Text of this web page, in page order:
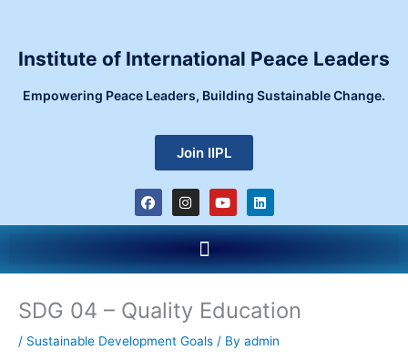
contentInstitute of International Peace Leaders
Empowering Peace Leaders, Building Sustainable Change.
Join IIPL
F
a
c
e
o
o
I
n
s
t
g
r
m
Y
o
u
t
b
e
L
i
n
k
d
i
Menu
SDG 04 – Quality Education
/ Sustainable Development Goals / By admin